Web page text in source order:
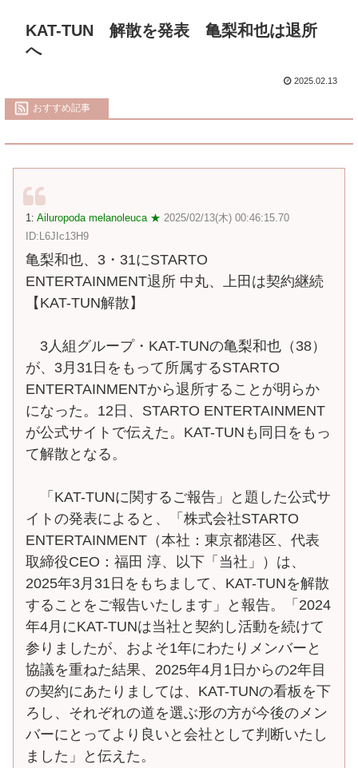
KAT-TUN 解散を発表 亀梨和也は退所
へ
2025.02.13
おすすめ記事
1: Ailuropoda melanoleuca ★ 2025/02/13(木) 00:46:15.70
ID:L6JIc13H9
亀梨和也、3・31にSTARTO
ENTERTAINMENT退所 中丸、上田は契約継続
【KAT-TUN解散】
3人組グループ・KAT-TUNの亀梨和也（38）
が、3月31日をもって所属するSTARTO
ENTERTAINMENTから退所することが明らか
になった。12日、STARTO ENTERTAINMENT
が公式サイトで伝えた。KAT-TUNも同日をもっ
て解散となる。
「KAT-TUNに関するご報告」と題した公式サ
イトの発表によると、「株式会社STARTO
ENTERTAINMENT（本社：東京都港区、代表
取締役CEO：福田 淳、以下「当社」）は、
2025年3月31日をもちまして、KAT-TUNを解散
することをご報告いたします」と報告。「2024
年4月にKAT-TUNは当社と契約し活動を続けて
参りましたが、およそ1年にわたりメンバーと
協議を重ねた結果、2025年4月1日からの2年目
の契約にあたりましては、KAT-TUNの看板を下
ろし、それぞれの道を選ぶ形の方が今後のメン
バーにとってより良いと会社として判断いたし
ました」と伝えた。